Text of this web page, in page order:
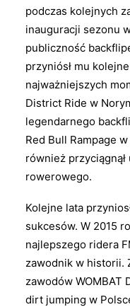
podczas kolejnych
inauguracji sezonu
publiczność
przyniósł mu
najważniejszych
District Ride w
legendarnego
Red Bull Rampage
również
rowerowego.
Kolejne lata
sukcesów. W 2015
najlepszego ridera
zawodnik w historii.
zawodów WOMBAT
dirt jumping w